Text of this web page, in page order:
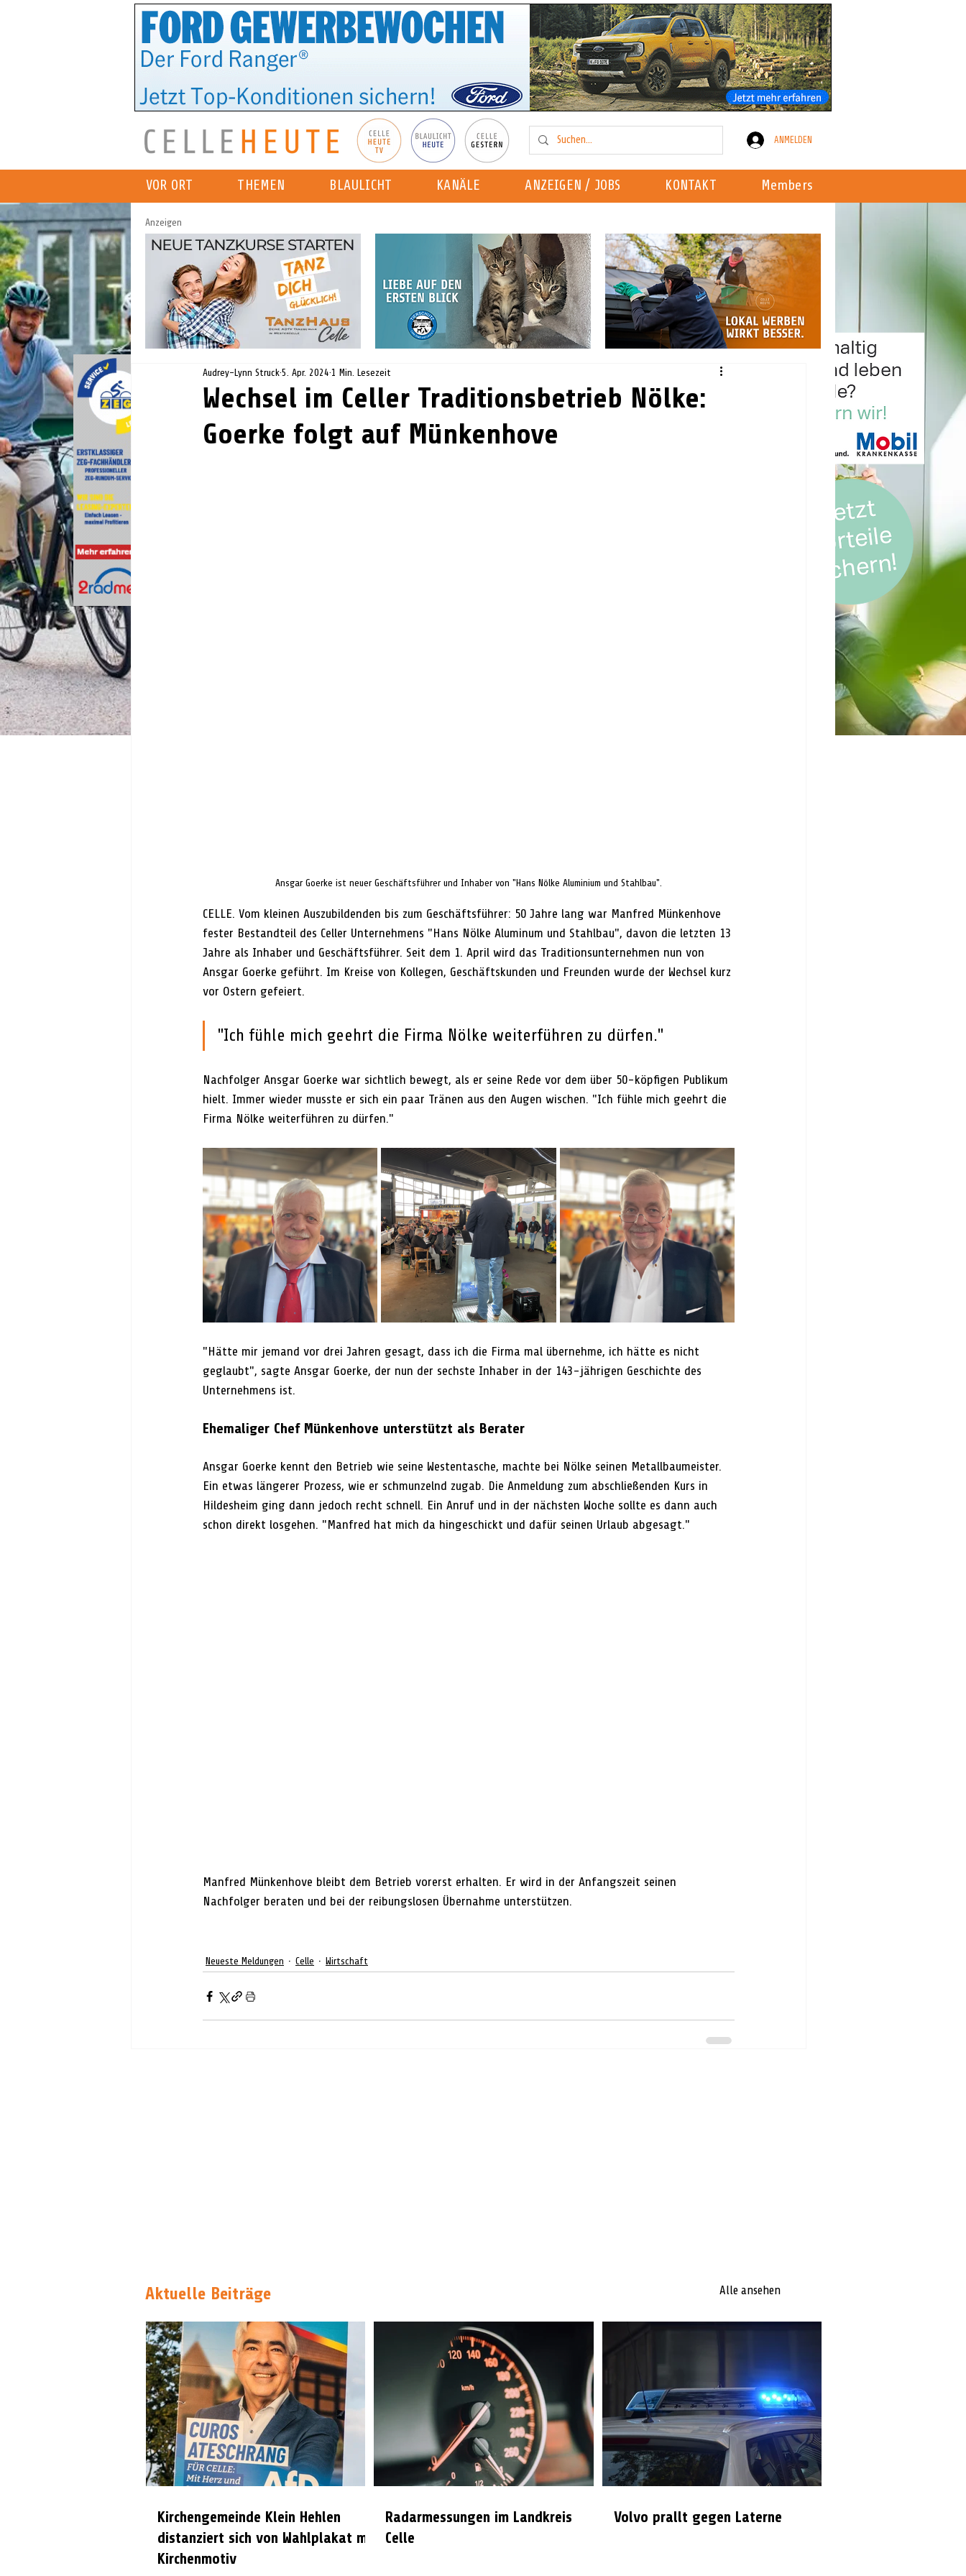
ANMELDEN
VOR ORT THEMEN BLAULICHT KANÄLE ANZEIGEN / JOBS KONTAKT Members
Anzeigen
Wechsel im Celler Traditionsbetrieb Nölke:
Goerke folgt auf Münkenhove
Audrey-Lynn Struck 5. Apr. 2024 1 Min. Lesezeit
Ansgar Goerke ist neuer Geschäftsführer und Inhaber von "Hans Nölke Aluminium und Stahlbau".
CELLE. Vom kleinen Auszubildenden bis zum Geschäftsführer: 50 Jahre lang war Manfred Münkenhove
fester Bestandteil des Celler Unternehmens "Hans Nölke Aluminum und Stahlbau", davon die letzten 13
Jahre als Inhaber und Geschäftsführer. Seit dem 1. April wird das Traditionsunternehmen nun von
Ansgar Goerke geführt. Im Kreise von Kollegen, Geschäftskunden und Freunden wurde der Wechsel kurz
vor Ostern gefeiert.
"Ich fühle mich geehrt die Firma Nölke weiterführen zu dürfen."
Nachfolger Ansgar Goerke war sichtlich bewegt, als er seine Rede vor dem über 50-köpfigen Publikum
hielt. Immer wieder musste er sich ein paar Tränen aus den Augen wischen. "Ich fühle mich geehrt die
Firma Nölke weiterführen zu dürfen."
"Hätte mir jemand vor drei Jahren gesagt, dass ich die Firma mal übernehme, ich hätte es nicht
geglaubt", sagte Ansgar Goerke, der nun der sechste Inhaber in der 143-jährigen Geschichte des
Unternehmens ist.
Ehemaliger Chef Münkenhove unterstützt als Berater
Ansgar Goerke kennt den Betrieb wie seine Westentasche, machte bei Nölke seinen Metallbaumeister.
Ein etwas längerer Prozess, wie er schmunzelnd zugab. Die Anmeldung zum abschließenden Kurs in
Hildesheim ging dann jedoch recht schnell. Ein Anruf und in der nächsten Woche sollte es dann auch
schon direkt losgehen. "Manfred hat mich da hingeschickt und dafür seinen Urlaub abgesagt."
Manfred Münkenhove bleibt dem Betrieb vorerst erhalten. Er wird in der Anfangszeit seinen
Nachfolger beraten und bei der reibungslosen Übernahme unterstützen.
Neueste Meldungen Celle Wirtschaft
Aktuelle Beiträge Alle ansehen
Kirchengemeinde Klein Hehlen
distanziert sich von Wahlplakat mit
Kirchenmotiv
Radarmessungen im Landkreis
Celle
Volvo prallt gegen Laterne